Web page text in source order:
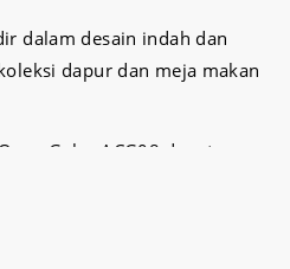
dalam desain indah dan
dapur dan meja makan
Gelas ACG08 dapat
lainnya untuk diminum